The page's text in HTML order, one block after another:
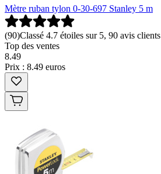
Mètre ruban tylon 0-30-697 Stanley 5 m
(90)Classé 4.7 étoiles sur 5, 90 avis clients
Top des ventes
8.49
Prix : 8.49 euros